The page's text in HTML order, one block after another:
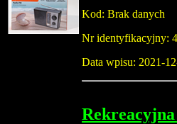
Kod: Brak danych
Nr identyfikacyjny:
Data wpisu: 2021-